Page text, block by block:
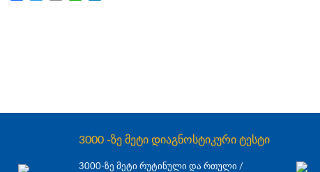
3000 -ზე მეტი დიაგნოსტიკური ტესტი
3000-ზე მეტი რუტინული და რთული /